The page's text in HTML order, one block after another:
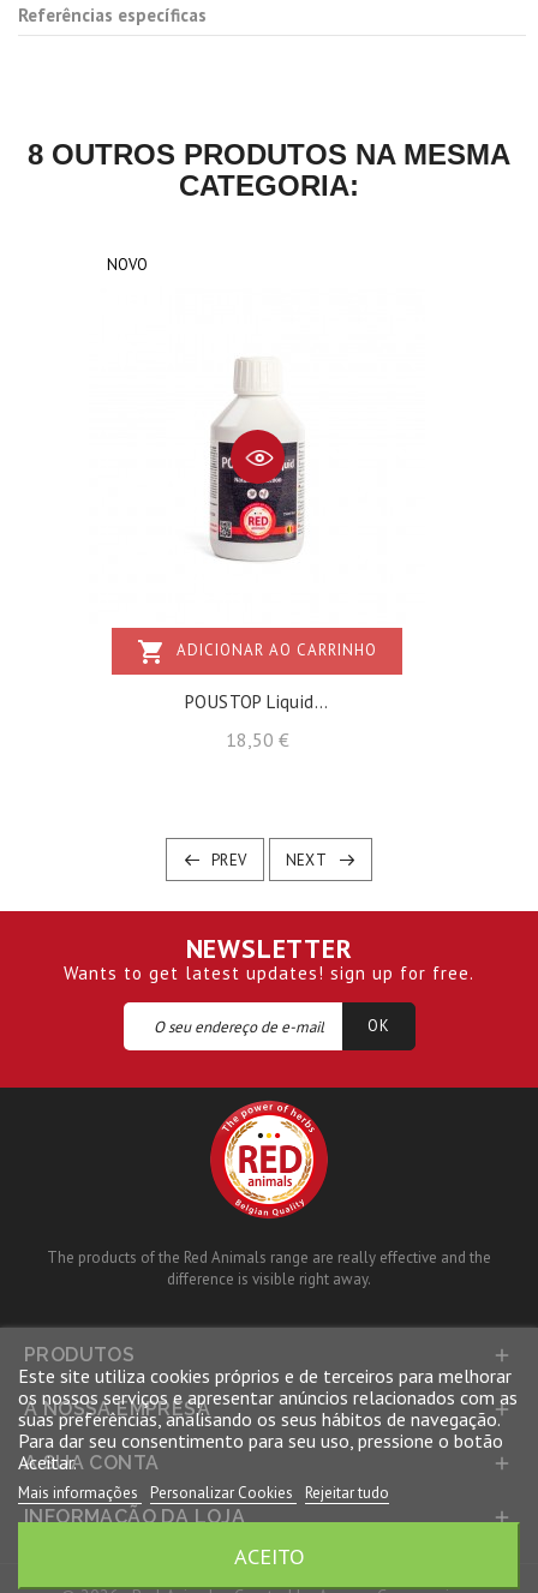
Referências específicas
8 OUTROS PRODUTOS NA MESMA
CATEGORIA:
NOVO
shopping_cart ADICIONAR AO CARRINHO
POUSTOP Liquid...
18,50 €Preço
PREV NEXT
NEWSLETTER
Wants to get latest updates! sign up for free.
The products of the Red Animals range are really effective and the
difference is visible right away.
PRODUTOS 
A NOSSA EMPRESA 
A SUA CONTA 
INFORMAÇÃO DA LOJA 
Este site utiliza cookies próprios e de terceiros para melhorar
os nossos serviços e apresentar anúncios relacionados com as
suas preferências, analisando os seus hábitos de navegação.
Para dar seu consentimento para seu uso, pressione o botão
Aceitar.
Mais informações Personalizar Cookies Rejeitar tudo
ACEITO